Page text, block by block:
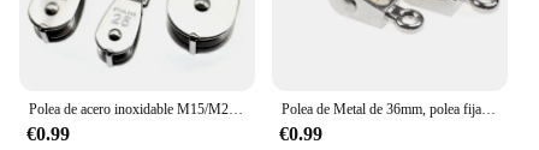
€0.99
Polea de Metal de 36mm, polea fija de aleación de Zinc, bloque de corona y rueda de elevación de aparejos, Mini polea individual/doble para bricolaje
€0.99